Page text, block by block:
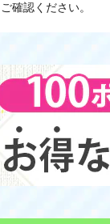
確認ください。